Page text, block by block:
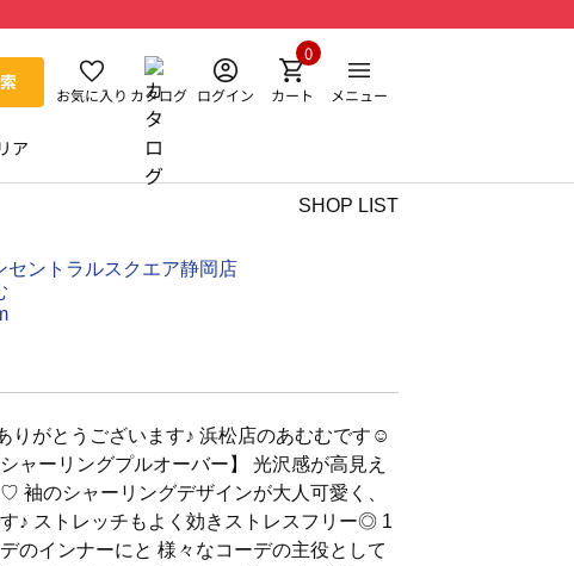
お気に入り カタログ ログイン カート
0
メニュー
ア
SHOP LIST
セントラルスクエア静岡店
りがとうございます♪ 浜松店のあむむです☺︎︎
ャーリングプルオーバー】 光沢感が高見え
袖のシャーリングデザインが大人可愛く、
♪ ストレッチもよく効きストレスフリー◎ 1
のインナーにと 様々なコーデの主役として